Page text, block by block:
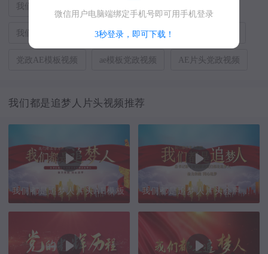
我们都是追梦人背景视频
我们都是追梦视频 追梦片头视频
党政AE模板视频 ae模板党政视频 AE片头党政视频
我们都是追梦人片头视频推荐
我们都是追梦人片头AE模板 我们都是追梦人片头会声会影模板
微信用户电脑端绑定手机号即可用手机登录
3秒登录，即可下载！